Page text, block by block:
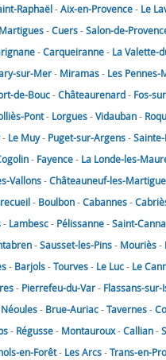
Raphaël-Aix-en-Provence- Le
Martigues-Cuers-Salon-de-
-Carqueiranne- La Valette-
sur-Mer- Miramas- Les Pennes-
de-Bouc-Châteaurenard- Fos-
Pont- Lorgues-Vidauban-
- Le Muy- Puget-sur-Argens-
- Fayence- La Londe-les-
Vallons-Châteauneuf-les-
- Boulbon-Cabannes-
- Lambesc- Pélissanne-Saint-
-Sausset-les-Pins- Mouriès-
- Barjols-Tourves- Le Luc- Le
- Pierrefeu-du-Var- Flassans-sur-
Néoules- Brue-Auriac-Tavernes-
- Régusse- Montauroux-Callian-
en-Forêt- Les Arcs-Trans-en-